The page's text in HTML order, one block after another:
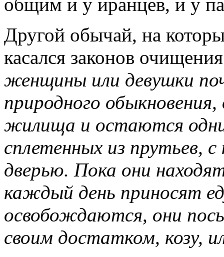
Другой обычай, на
касался законов
женщины или девушки
природного
жилища и остаются одни
сплетенных из прутьев,
дверью. Пока они
каждый день приносят
освобождаются, они
своим достатком, козу,